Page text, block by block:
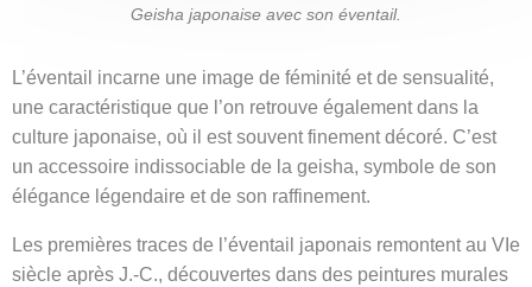
Geisha japonaise avec son éventail.
L’éventail incarne une image de féminité et de sensualité,
une caractéristique que l’on retrouve également dans la
culture japonaise, où il est souvent finement décoré. C’est
un accessoire indissociable de la geisha, symbole de son
élégance légendaire et de son raffinement.
Les premières traces de l’éventail japonais remontent au VIe
siècle après J.-C., découvertes dans des peintures murales